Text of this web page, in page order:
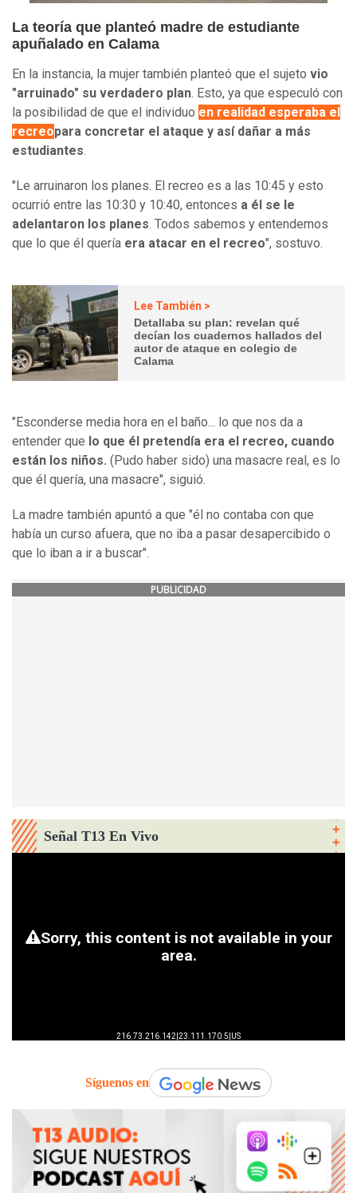
La teoría que planteó madre de estudiante
apuñalado en Calama
En la instancia, la mujer también planteó que el sujeto vio
"arruinado" su verdadero plan. Esto, ya que especuló con
la posibilidad de que el individuo en realidad esperaba el
recreopara concretar el ataque y así dañar a más
estudiantes.
"Le arruinaron los planes. El recreo es a las 10:45 y esto
ocurrió entre las 10:30 y 10:40, entonces a él se le
adelantaron los planes. Todos sabemos y entendemos
que lo que él quería era atacar en el recreo", sostuvo.
Lee También >
Detallaba su plan: revelan qué
decían los cuadernos hallados del
autor de ataque en colegio de
Calama
"Esconderse media hora en el baño... lo que nos da a
entender que lo que él pretendía era el recreo, cuando
están los niños. (Pudo haber sido) una masacre real, es lo
que él quería, una masacre", siguió.
La madre también apuntó a que "él no contaba con que
había un curso afuera, que no iba a pasar desapercibido o
que lo iban a ir a buscar".
PUBLICIDAD
Señal T13 En Vivo
Síguenos en